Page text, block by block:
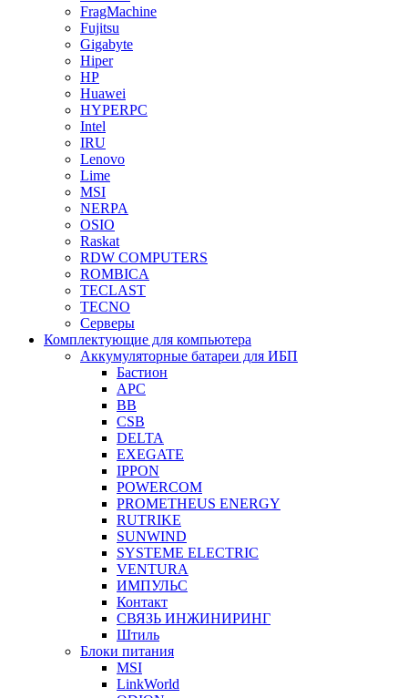
FragMachine
Fujitsu
Gigabyte
Hiper
HP
Huawei
HYPERPC
Intel
IRU
Lenovo
Lime
MSI
NERPA
OSIO
Raskat
RDW COMPUTERS
ROMBICA
TECLAST
TECNO
Серверы
Комплектующие для компьютера
Аккумуляторные батареи для ИБП
Бастион
APC
BB
CSB
DELTA
EXEGATE
IPPON
POWERCOM
PROMETHEUS ENERGY
RUTRIKE
SUNWIND
SYSTEME ELECTRIC
VENTURA
ИМПУЛЬС
Контакт
СВЯЗЬ ИНЖИНИРИНГ
Штиль
Блоки питания
MSI
LinkWorld